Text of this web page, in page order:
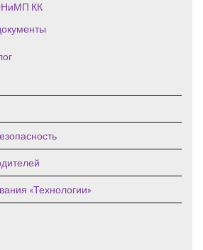
КК
«Технологии»